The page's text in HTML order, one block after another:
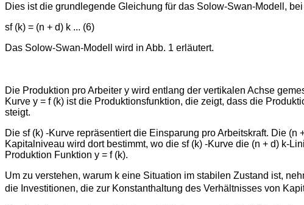
Dies ist die grundlegende Gleichung für das Solow-Swan-Modell,
sf (k) = (n + d) k ... (6)
Das Solow-Swan-Modell wird in Abb. 1 erläutert.
Die Produktion pro Arbeiter y wird entlang der vertikalen Achse
Kurve y = f (k) ist die Produktionsfunktion, die zeigt, dass die
steigt.
Die sf (k) -Kurve repräsentiert die Einsparung pro Arbeitskraft. Die
Kapitalniveau wird dort bestimmt, wo die sf (k) -Kurve die (n + d) k-
Produktion Funktion y = f (k).
Um zu verstehen, warum k eine Situation im stabilen Zustand ist,
die Investitionen, die zur Konstanthaltung des Verhältnisses von